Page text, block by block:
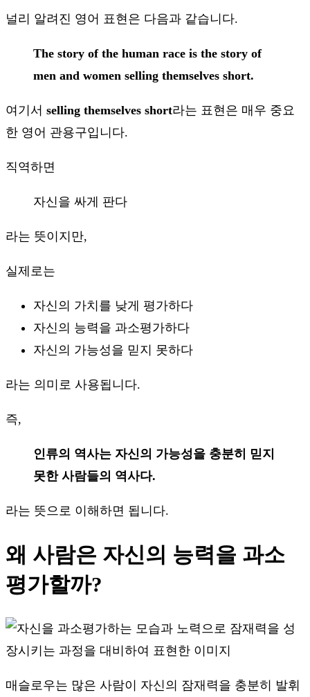
널리 알려진 영어 표현은 다음과 같습니다.
The story of the human race is the story of
men and women selling themselves short.
여기서 selling themselves short라는 표현은 매우 중요
한 영어 관용구입니다.
직역하면
자신을 싸게 판다
라는 뜻이지만,
실제로는
자신의 가치를 낮게 평가하다
자신의 능력을 과소평가하다
자신의 가능성을 믿지 못하다
라는 의미로 사용됩니다.
즉,
인류의 역사는 자신의 가능성을 충분히 믿지
못한 사람들의 역사다.
라는 뜻으로 이해하면 됩니다.
왜 사람은 자신의 능력을 과소
평가할까?
매슬로우는 많은 사람이 자신의 잠재력을 충분히 발휘